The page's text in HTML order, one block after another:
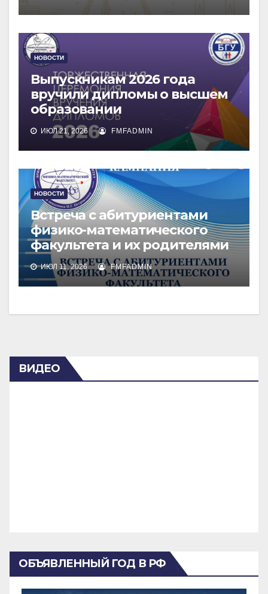
НОВОСТИ
Выпускникам 2026 года
вручили дипломы о высшем
образовании
ИЮЛ 21, 2026 FMFADMIN
НОВОСТИ
Встреча с абитуриентами
физико-математического
факультета и их родителями
ИЮЛ 11, 2026 FMFADMIN
ВИДЕО
ОБЪЯВЛЕННЫЙ ГОД В РФ